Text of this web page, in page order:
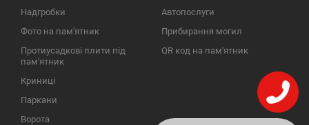
Надгробки
Фото на пам'ятник
Протиусадкові плити під
пам'ятник
Криниці
Паркани
Ворота
Автопослуги
Прибирання могил
QR код на пам'ятник